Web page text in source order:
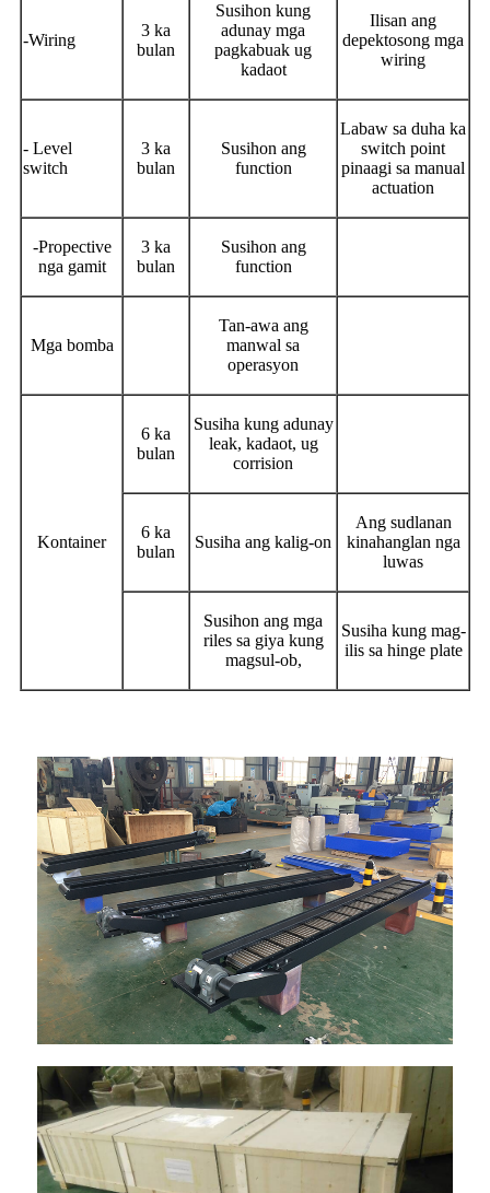
-Wiring
3 ka
bulan
Susihon kung
adunay mga
pagkabuak ug
kadaot
Ilisan ang
depektosong mga
wiring
- Level
switch
3 ka
bulan
Susihon ang
function
Labaw sa duha ka
switch point
pinaagi sa manual
actuation
-Propective
nga gamit
3 ka
bulan
Susihon ang
function
Mga bomba
Tan-awa ang
manwal sa
operasyon
Kontainer
6 ka
bulan
Susiha kung adunay
leak, kadaot, ug
corrision
6 ka
bulan
Susiha ang kalig-on
Ang sudlanan
kinahanglan nga
luwas
Susihon ang mga
riles sa giya kung
magsul-ob,
Susiha kung mag-
ilis sa hinge plate